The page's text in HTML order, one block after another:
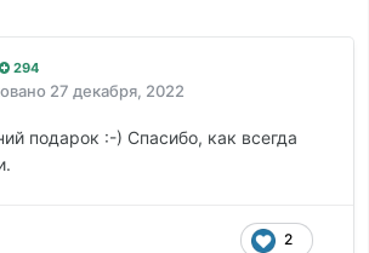
294
27 декабря, 2022
подарок :-) Спасибо, как всегда
2